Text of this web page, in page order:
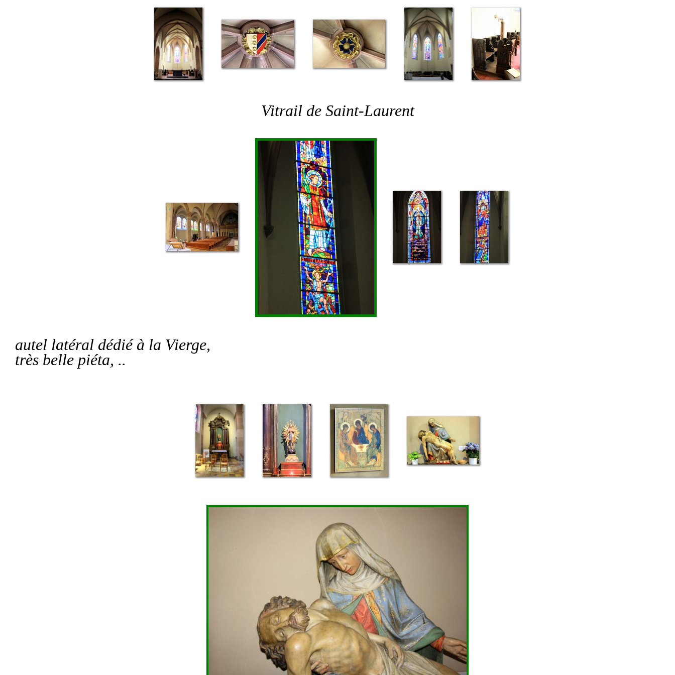
Vitrail de Saint-Laurent
autel latéral dédié à la Vierge,
très belle piéta, ..